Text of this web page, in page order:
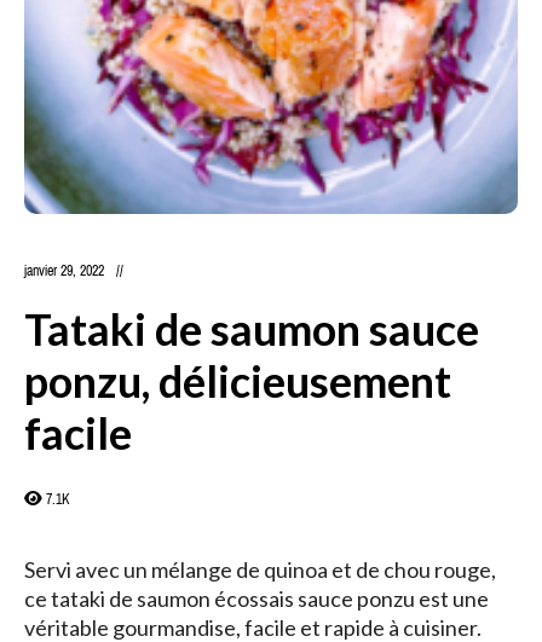
janvier 29, 2022
Tataki de saumon sauce
ponzu, délicieusement
facile
7.1K
Servi avec un mélange de quinoa et de chou rouge,
ce tataki de saumon écossais sauce ponzu est une
véritable gourmandise, facile et rapide à cuisiner.